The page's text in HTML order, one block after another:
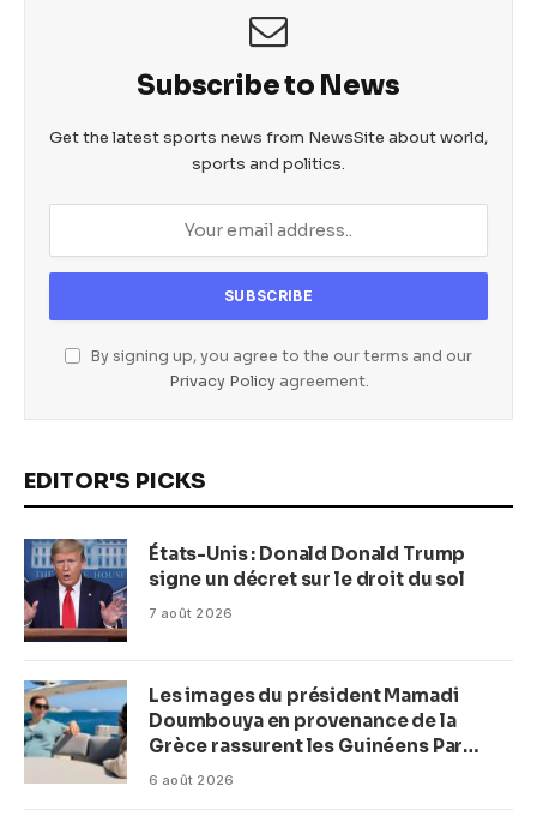
er
Subscribe to News
Get the latest sports news from NewsSite about world,
sports and politics.
By signing up, you agree to the our terms and our
Privacy Policyagreement.
EDITOR'S PICKS
États-Unis : Donald Donald Trump
signe un décret sur le droit du sol
7 août 2026
Les images du président Mamadi
Doumbouya en provenance de la
Grèce rassurent les Guinéens Par
(Macka Baldé)
6 août 2026